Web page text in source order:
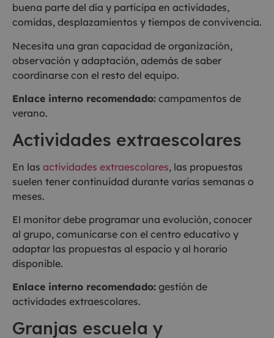
buena parte del día y participa en actividades,
comidas, desplazamientos y tiempos de convivencia.
Necesita una gran capacidad de organización,
observación y adaptación, además de saber
coordinarse con el resto del equipo.
Enlace interno recomendado: campamentos de
verano.
Actividades extraescolares
En las actividades extraescolares, las propuestas
suelen tener continuidad durante varias semanas o
meses.
El monitor debe programar una evolución, conocer
al grupo, comunicarse con el centro educativo y
adaptar las propuestas al espacio y al horario
disponible.
Enlace interno recomendado: gestión de
actividades extraescolares.
Granjas escuela y